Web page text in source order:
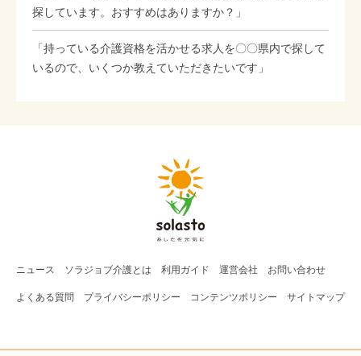
探しています。おすすめはありますか？」
「持っている介護資格を活かせる求人を〇〇県内で探して
いるので、いくつか教えていただきたいです」
ニュース ソラジョブ介護とは 利用ガイド 運営会社 お問い合わせ
よくある質問 プライバシーポリシー コンテンツポリシー サイトマップ